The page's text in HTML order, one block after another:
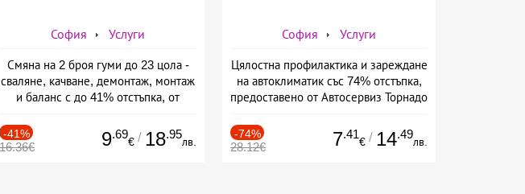
София Услуги
Смяна на 2 броя гуми до 23 цола -
сваляне, качване, демонтаж, монтаж
и баланс с до 41% отстъпка, от
-41%
16.36€ 9.69
€ / 18.95
лв.
София Услуги
Цялостна профилактика и зареждане
на автоклиматик със 74% отстъпка,
предоставено от Автосервиз Торнадо
-74%
28.12€ 7.41
€ / 14.49
лв.